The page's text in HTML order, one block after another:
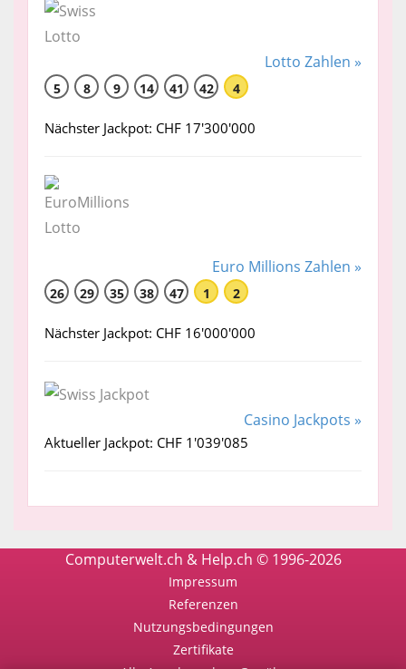
Lotto Zahlen »
5 8 9 14 41 42 4
Nächster Jackpot: CHF 17'300'000
Euro Millions Zahlen »
26 29 35 38 47 1 2
Nächster Jackpot: CHF 16'000'000
Casino Jackpots »
Aktueller Jackpot: CHF 1'039'085
Computerwelt.ch & Help.ch © 1996-2026
Impressum
Referenzen
Nutzungsbedingungen
Zertifikate